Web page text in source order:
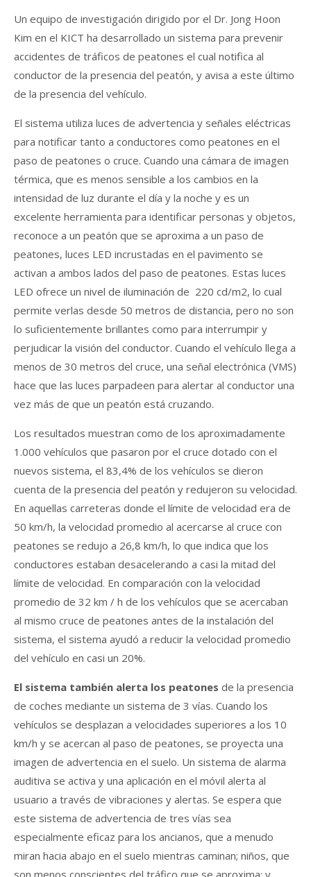
Un equipo de investigación dirigido por el Dr. Jong Hoon
Kim en el KICT ha desarrollado un sistema para prevenir
accidentes de tráficos de peatones el cual notifica al
conductor de la presencia del peatón, y avisa a este último
de la presencia del vehículo.
El sistema utiliza luces de advertencia y señales eléctricas
para notificar tanto a conductores como peatones en el
paso de peatones o cruce. Cuando una cámara de imagen
térmica, que es menos sensible a los cambios en la
intensidad de luz durante el día y la noche y es un
excelente herramienta para identificar personas y objetos,
reconoce a un peatón que se aproxima a un paso de
peatones, luces LED incrustadas en el pavimento se
activan a ambos lados del paso de peatones. Estas luces
LED ofrece un nivel de iluminación de 220 cd/m2, lo cual
permite verlas desde 50 metros de distancia, pero no son
lo suficientemente brillantes como para interrumpir y
perjudicar la visión del conductor. Cuando el vehículo llega a
menos de 30 metros del cruce, una señal electrónica (VMS)
hace que las luces parpadeen para alertar al conductor una
vez más de que un peatón está cruzando.
Los resultados muestran como de los aproximadamente
1.000 vehículos que pasaron por el cruce dotado con el
nuevos sistema, el 83,4% de los vehículos se dieron
cuenta de la presencia del peatón y redujeron su velocidad.
En aquellas carreteras donde el límite de velocidad era de
50 km/h, la velocidad promedio al acercarse al cruce con
peatones se redujo a 26,8 km/h, lo que indica que los
conductores estaban desacelerando a casi la mitad del
límite de velocidad. En comparación con la velocidad
promedio de 32 km / h de los vehículos que se acercaban
al mismo cruce de peatones antes de la instalación del
sistema, el sistema ayudó a reducir la velocidad promedio
del vehículo en casi un 20%.
El sistema también alerta los peatones de la presencia
de coches mediante un sistema de 3 vías. Cuando los
vehículos se desplazan a velocidades superiores a los 10
km/h y se acercan al paso de peatones, se proyecta una
imagen de advertencia en el suelo. Un sistema de alarma
auditiva se activa y una aplicación en el móvil alerta al
usuario a través de vibraciones y alertas. Se espera que
este sistema de advertencia de tres vías sea
especialmente eficaz para los ancianos, que a menudo
miran hacia abajo en el suelo mientras caminan; niños, que
son menos conscientes del tráfico que se aproxima; y